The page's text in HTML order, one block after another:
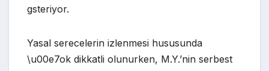
gsteriyor.
Yasal serecelerin izlenmesi hususunda
\u00e7ok dikkatli olunurken, M.Y.’nin serbest